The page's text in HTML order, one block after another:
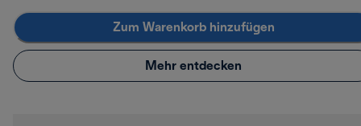
Zum Warenkorb hinzufügen
Mehr entdecken